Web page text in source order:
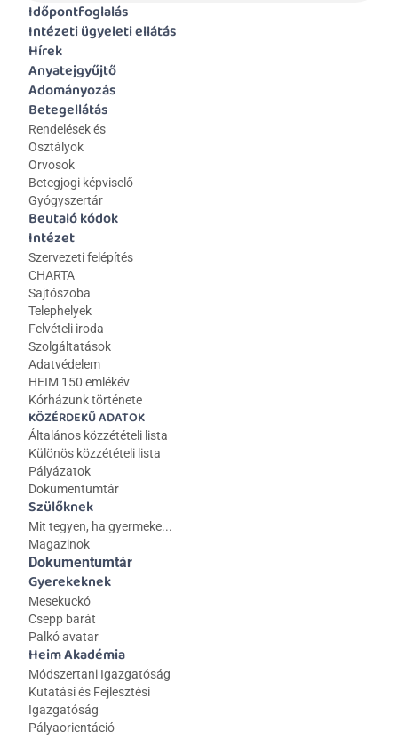
Időpontfoglalás
Intézeti ügyeleti ellátás
Hírek
Anyatejgyűjtő
Adományozás
Betegellátás
Rendelések és
Osztályok
Orvosok
Betegjogi képviselő
Gyógyszertár
Beutaló kódok
Intézet
Szervezeti felépítés
CHARTA
Sajtószoba
Telephelyek
Felvételi iroda
Szolgáltatások
Adatvédelem
HEIM 150 emlékév
Kórházunk története
KÖZÉRDEKŰ ADATOK
Általános közzétételi lista
Különös közzétételi lista
Pályázatok
Dokumentumtár
Szülőknek
Mit tegyen, ha gyermeke...
Magazinok
Gyerekeknek
Mesekuckó
Csepp barát
Palkó avatar
Heim Akadémia
Módszertani Igazgatóság
Kutatási és Fejlesztési
Igazgatóság
Pályaorientáció
Dokumentumtár